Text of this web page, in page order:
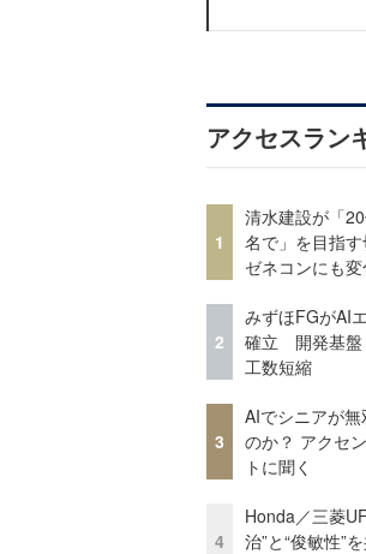
アクセスラン
1
清水建設が「
名で」を目指
ゼネコンにも
2
みずほFGがAI
確立 開発基盤
工数短縮
3
AIでシニアが
のか？ アクセ
トに聞く
4
Honda／三菱
治”と“俊敏性”